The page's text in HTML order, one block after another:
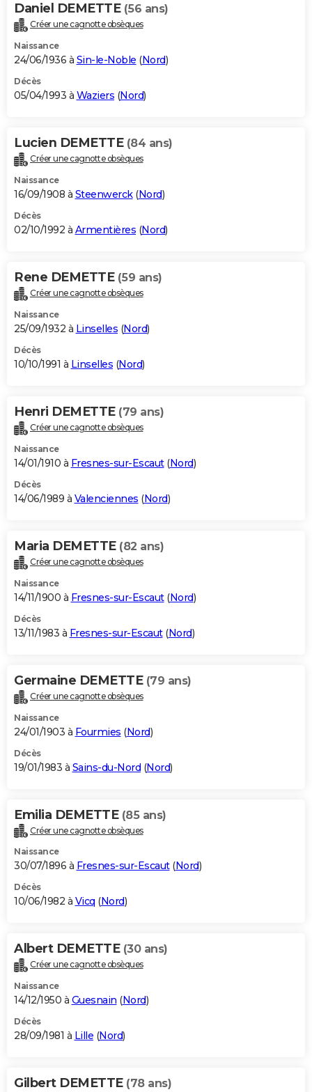
Daniel DEMETTE (56 ans)
Créer une cagnotte obsèques
Naissance
24/06/1936 à Sin-le-Noble (Nord)
Décès
05/04/1993 à Waziers (Nord)
Lucien DEMETTE (84 ans)
Créer une cagnotte obsèques
Naissance
16/09/1908 à Steenwerck(Nord)
Décès
02/10/1992 à Armentières (Nord)
Rene DEMETTE (59 ans)
Créer une cagnotte obsèques
Naissance
25/09/1932 à Linselles (Nord)
Décès
10/10/1991 à Linselles (Nord)
Henri DEMETTE (79 ans)
Créer une cagnotte obsèques
Naissance
14/01/1910 à Fresnes-sur-Escaut(Nord)
Décès
14/06/1989 à Valenciennes (Nord)
Maria DEMETTE (82 ans)
Créer une cagnotte obsèques
Naissance
14/11/1900 à Fresnes-sur-Escaut(Nord)
Décès
13/11/1983 à Fresnes-sur-Escaut(Nord)
Germaine DEMETTE (79 ans)
Créer une cagnotte obsèques
Naissance
24/01/1903 à Fourmies (Nord)
Décès
19/01/1983 à Sains-du-Nord (Nord)
Emilia DEMETTE (85 ans)
Créer une cagnotte obsèques
Naissance
30/07/1896 à Fresnes-sur-Escaut(Nord)
Décès
10/06/1982 à Vicq (Nord)
Albert DEMETTE (30 ans)
Créer une cagnotte obsèques
Naissance
14/12/1950 à Guesnain (Nord)
Décès
28/09/1981 à Lille (Nord)
Gilbert DEMETTE (78 ans)